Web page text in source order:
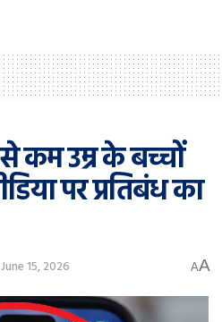
कम उम्र के बच्चों
पर प्रतिबंध का
June 15, 2026 AA